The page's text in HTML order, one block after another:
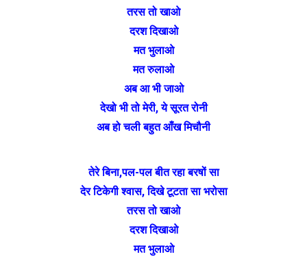
तरस तो खाओ
दरश दिखाओ
मत भुलाओ
मत रुलाओ
अब आ भी जाओ
देखो भी तो मेरी, ये सूरत रोनी
अब हो चली बहुत आँख मिचौनी
तेरे बिना,पल-पल बीत रहा बरषों सा
देर टिकेगी श्वास, दिखे टूटता सा भरोसा
तरस तो खाओ
दरश दिखाओ
मत भुलाओ